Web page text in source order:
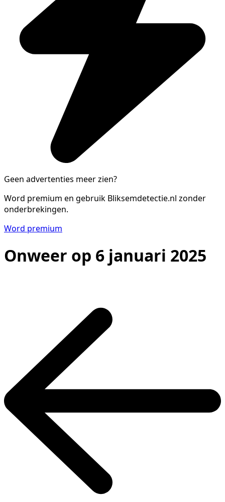
Geen advertenties meer zien?
Word premium en gebruik Bliksemdetectie.nl zonder
onderbrekingen.
Word premium
Onweer op 6 januari 2025